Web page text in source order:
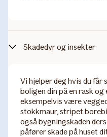
Skadedyr og insekter
Vi hjelper deg hvis du får
boligen din på en rask
eksempelvis være
stokkmaur, stripet
også bygningskaden
påfører skade på huset